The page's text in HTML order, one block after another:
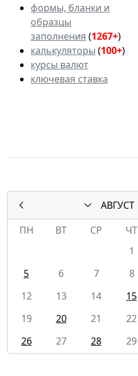
формы, бланки и
образцы
заполнения (1267+)
калькуляторы (100+)
курсы валют
ключевая ставка
АВГУСТ
ПН
ВТ СР ЧТ
1
5
6 7 8
12
13 14 15
19
20 21 22
26
27 28 29